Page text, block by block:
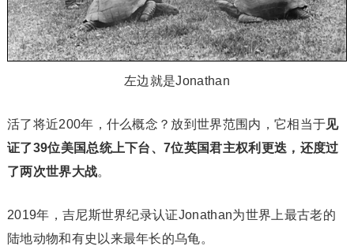
左边就是Jonathan
活了将近200年，什么概念？放到世界范围内，它相当于见
证了39位美国总统上下台、7位英国君主权利更迭，还度过
了两次世界大战。
2019年，吉尼斯世界纪录认证Jonathan为世界上最古老的
陆地动物和有史以来最年长的乌龟。